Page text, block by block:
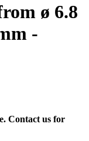
ø 6.8
-
Contact us for